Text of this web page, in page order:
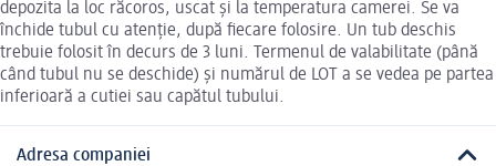
depozita la loc răcoros, uscat și la temperatura camerei. Se va
închide tubul cu atenție, după fiecare folosire. Un tub deschis
trebuie folosit în decurs de 3 luni. Termenul de valabilitate (până
când tubul nu se deschide) și numărul de LOT a se vedea pe partea
inferioară a cutiei sau capătul tubului.
Adresa companiei